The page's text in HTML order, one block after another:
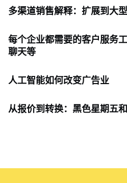
多渠道销售解释：扩展到大
每个企业都需要的客户服务
聊天等
人工智能如何改变广告业
从报价到转换：黑色星期五